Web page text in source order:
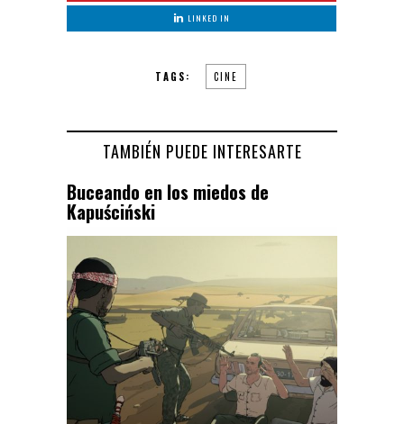
LINKED IN
TAGS: CINE
TAMBIÉN PUEDE INTERESARTE
Buceando en los miedos de
Kapuściński